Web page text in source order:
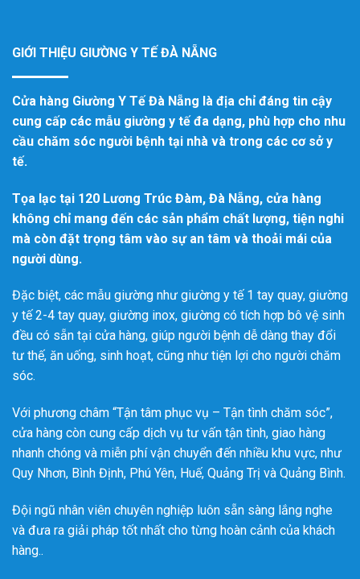
GIỚI THIỆU GIƯỜNG Y TẾ ĐÀ NẴNG
Cửa hàng Giường Y Tế Đà Nẵng là địa chỉ đáng tin cậy
cung cấp các mẫu giường y tế đa dạng, phù hợp cho nhu
cầu chăm sóc người bệnh tại nhà và trong các cơ sở y
tế.
Tọa lạc tại 120 Lương Trúc Đàm, Đà Nẵng, cửa hàng
không chỉ mang đến các sản phẩm chất lượng, tiện nghi
mà còn đặt trọng tâm vào sự an tâm và thoải mái của
người dùng.
Đặc biệt, các mẫu giường như giường y tế 1 tay quay, giường
y tế 2-4 tay quay, giường inox, giường có tích hợp bô vệ sinh
đều có sẵn tại cửa hàng, giúp người bệnh dễ dàng thay đổi
tư thế, ăn uống, sinh hoạt, cũng như tiện lợi cho người chăm
sóc.
Với phương châm “Tận tâm phục vụ – Tận tình chăm sóc”,
cửa hàng còn cung cấp dịch vụ tư vấn tận tình, giao hàng
nhanh chóng và miễn phí vận chuyển đến nhiều khu vực, như
Quy Nhơn, Bình Định, Phú Yên, Huế, Quảng Trị và Quảng Bình.
Đội ngũ nhân viên chuyên nghiệp luôn sẵn sàng lắng nghe
và đưa ra giải pháp tốt nhất cho từng hoàn cảnh của khách
hàng..